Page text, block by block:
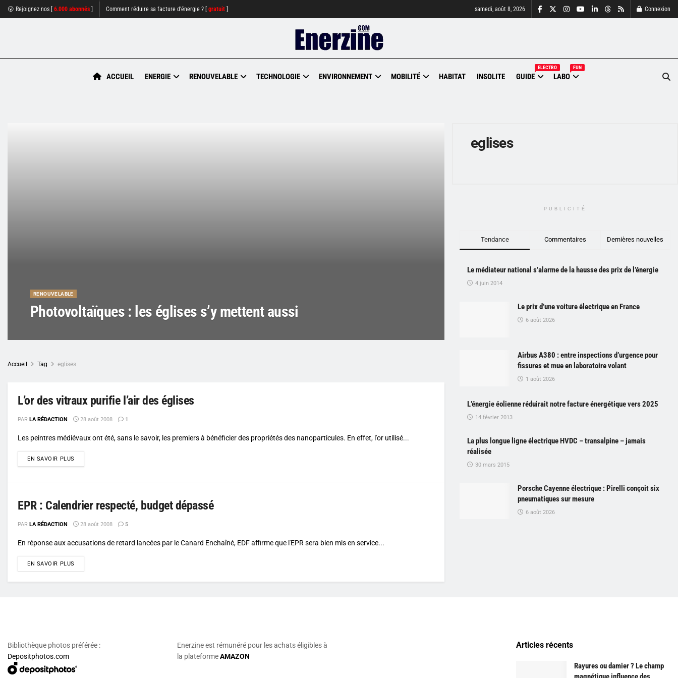
😮 Rejoignez nos [ 6.000 abonnés Comment réduire sa facture d'énergie ? [ gratuit samedi, août 8, 2026 Connexion
ACCUEIL ENERGIE RENOUVELABLE TECHNOLOGIE ENVIRONNEMENT MOBILITÉ HABITAT INSOLITE GUIDE
ELECTRO
LABO
FUN
RENOUVELABLE
Photovoltaïques : les églises s’y mettent aussi
Accueil Tag eglises
L’or des vitraux purifie l’air des églises
PAR LA RÉDACTION 28 août 2008 1
Les peintres médiévaux ont été, sans le savoir, les premiers à bénéficier des propriétés des nanoparticules. En effet, l'or utilisé...
EN SAVOIR PLUS
EPR : Calendrier respecté, budget dépassé
PAR LA RÉDACTION 28 août 2008 5
En réponse aux accusations de retard lancées par le Canard Enchaîné, EDF affirme que l'EPR sera bien mis en service...
EN SAVOIR PLUS
eglises
PUBLICITÉ
Tendance Commentaires Dernières nouvelles
Le médiateur national s’alarme de la hausse des prix de l’énergie
4 juin 2014
Le prix d’une voiture électrique en France
6 août 2026
Airbus A380 : entre inspections d’urgence pour
fissures et mue en laboratoire volant
1 août 2026
L’énergie éolienne réduirait notre facture énergétique vers 2025
14 février 2013
La plus longue ligne électrique HVDC – transalpine – jamais
réalisée
30 mars 2015
Porsche Cayenne électrique : Pirelli conçoit six
pneumatiques sur mesure
6 août 2026
Bibliothèque photos préférée :
Depositphotos.com
Enerzine est rémunéré pour les achats éligibles à
la plateformeAMAZON
Articles récents
Rayures ou damier ? Le champ